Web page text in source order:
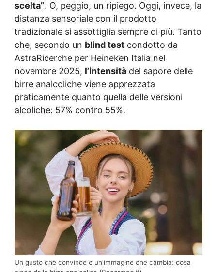
scelta”. O, peggio, un ripiego. Oggi, invece, la
distanza sensoriale con il prodotto
tradizionale si assottiglia sempre di più. Tanto
che, secondo un blind test condotto da
AstraRicerche per Heineken Italia nel
novembre 2025, l’intensità del sapore delle
birre analcoliche viene apprezzata
praticamente quanto quella delle versioni
alcoliche: 57% contro 55%.
Un gusto che convince e un’immagine che cambia: cosa